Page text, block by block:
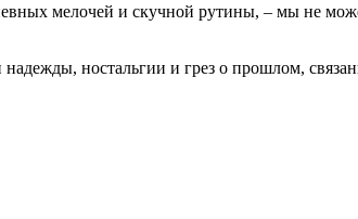
мелочей и скучной рутины, – мы не
ностальгии и грез о прошлом,